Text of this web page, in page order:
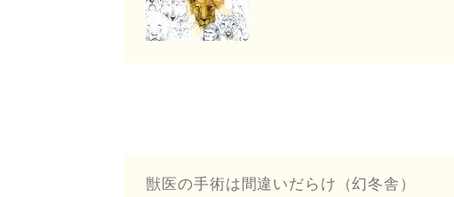
獣医の手術は間違いだらけ（幻冬舎）